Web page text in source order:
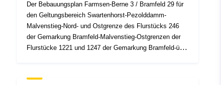
Der Bebauungsplan Farmsen-Berne 3 / Bramfeld 29 für
den Geltungsbereich Swartenhorst-Pezolddamm-
Malvenstieg-Nord- und Ostgrenze des Flurstücks 246
der Gemarkung Bramfeld-Malvenstieg-Ostgrenzen der
Flurstücke 1221 und 1247 der Gemarkung Bramfeld-über
514 und 515) wird festgestellt.